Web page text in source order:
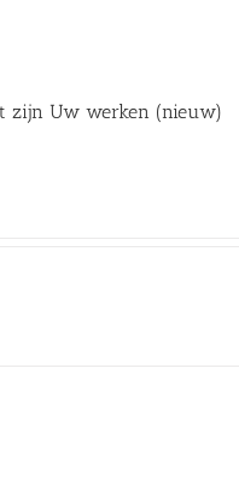
zijn Uw werken (nieuw)